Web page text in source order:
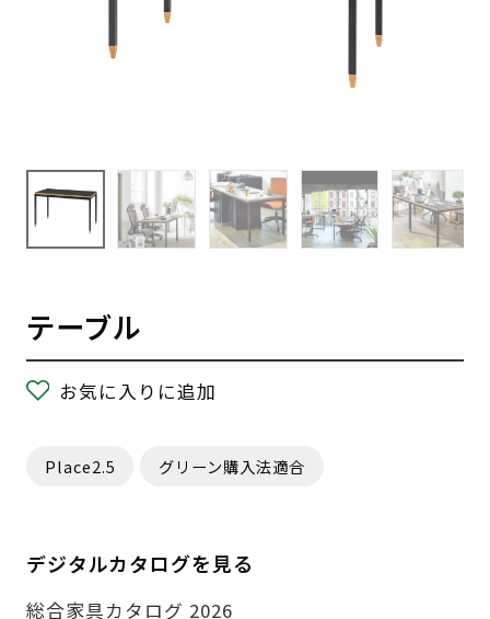
テーブル
お気に入りに追加
Place2.5 グリーン購入法適合
デジタルカタログを見る
総合家具カタログ 2026